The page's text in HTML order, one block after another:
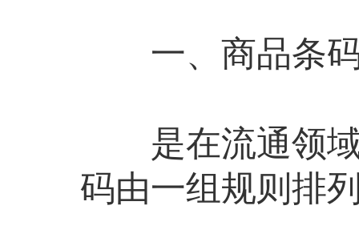
一、商品条
是在流通领域
码由一组规则排